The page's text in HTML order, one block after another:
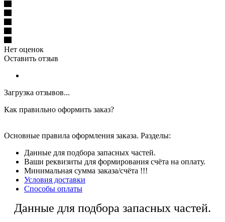
Нет оценок
Оставить отзыв
Загрузка отзывов...
Как правильно оформить заказ?
Основные правила оформления заказа. Разделы:
Данные для подбора запасных частей.
Ваши реквизиты для формирования счёта на оплату.
Минимальная сумма заказа/счёта !!!
Условия доставки
Способы оплаты
Данные для подбора запасных частей.